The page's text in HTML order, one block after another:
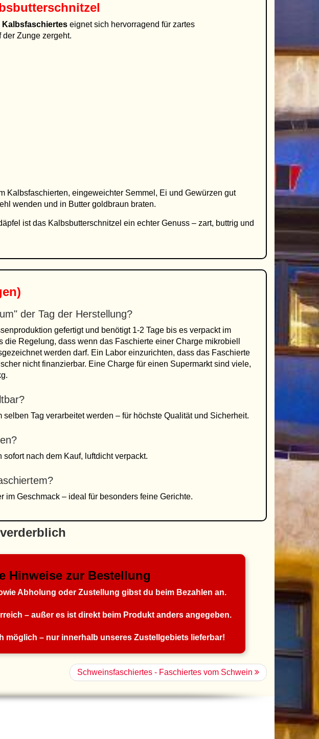
Kalbsfaschiertes eignet sich hervorragend für zartes
der Zunge zergeht.
Kalbsfaschierten, eingeweichter Semmel, Ei und Gewürzen gut
wenden und in Butter goldbraun braten.
ist das Kalbsbutterschnitzel ein echter Genuss – zart, buttrig und
der Tag der Herstellung?
gefertigt und benötigt 1-2 Tage bis es verpackt im
Regelung, dass wenn das Faschierte einer Charge mikrobiell
werden darf. Ein Labor einzurichten, dass das Faschierte
nicht finanzierbar. Eine Charge für einen Supermarkt sind viele,
selben Tag verarbeitet werden – für höchste Qualität und Sicherheit.
nach dem Kauf, luftdicht verpackt.
im Geschmack – ideal für besonders feine Gerichte.
Hinweise zur Bestellung
Abholung oder Zustellung gibst du beim Bezahlen an.
– außer es ist direkt beim Produkt anders angegeben.
möglich – nur innerhalb unseres Zustellgebiets lieferbar!
Schweinsfaschiertes - Faschiertes vom Schwein